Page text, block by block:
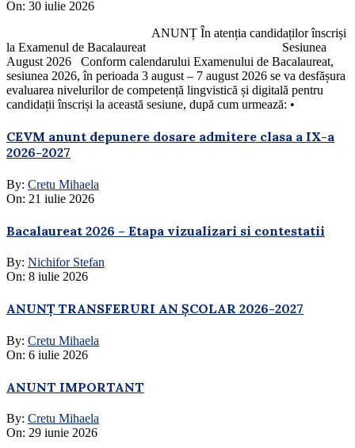
On: 30 iulie 2026
ANUNȚ În atenția candidaților înscriși
la Examenul de Bacalaureat Sesiunea
August 2026 Conform calendarului Examenului de Bacalaureat,
sesiunea 2026, în perioada 3 august – 7 august 2026 se va desfășura
evaluarea nivelurilor de competență lingvistică și digitală pentru
candidații înscriși la această sesiune, după cum urmează: •
CEVM anunt depunere dosare admitere clasa a IX-a
2026-2027
By: Cretu Mihaela
On: 21 iulie 2026
Bacalaureat 2026 – Etapa vizualizari si contestatii
By: Nichifor Stefan
On: 8 iulie 2026
ANUNȚ TRANSFERURI AN ȘCOLAR 2026-2027
By: Cretu Mihaela
On: 6 iulie 2026
ANUNT IMPORTANT
By: Cretu Mihaela
On: 29 iunie 2026